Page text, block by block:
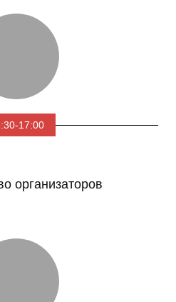
17:00
организаторов